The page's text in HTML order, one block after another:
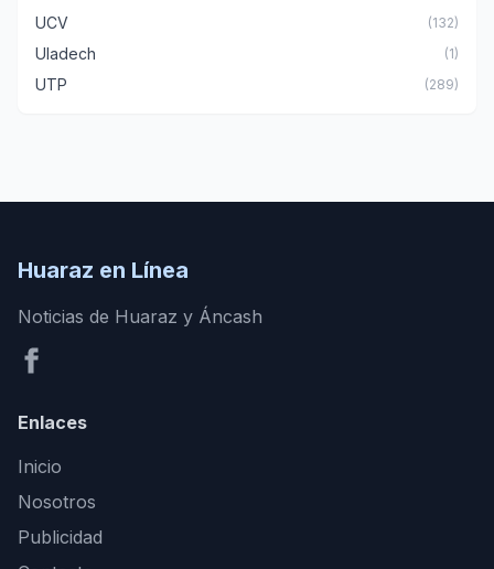
UCV (132)
Uladech (1)
UTP (289)
Huaraz en Línea
Noticias de Huaraz y Áncash
Enlaces
Inicio
Nosotros
Publicidad